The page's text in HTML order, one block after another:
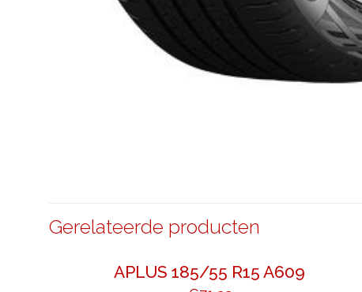
Gerelateerde producten
APLUS 185/55 R15 A609